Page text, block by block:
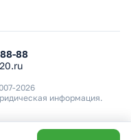
88
2026
информация.